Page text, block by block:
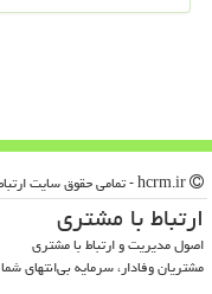
ارتباط با مشتری
اصول مدیریت و ارتباط با مشتری
مشتریان وفادار، سرمایه بی‌انتهای شما